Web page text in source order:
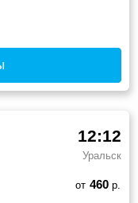
12:12
Уральск
от 460р.